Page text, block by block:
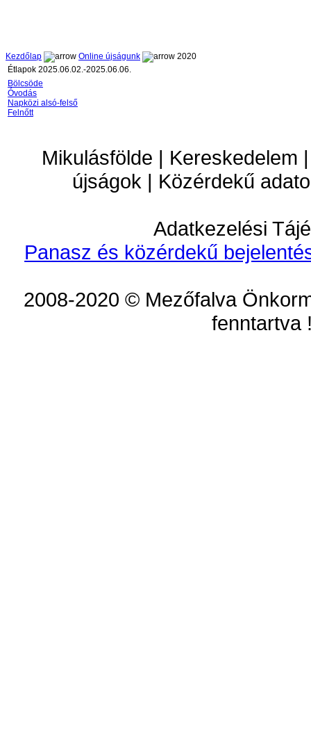
Kezdőlap Online újságunk
2020
Étlapok 2025.06.02.-2025.06.06.
Bölcsöde
Óvodás
Napközi alsó-felső
Felnőtt
Mikulásfölde | Kereskedelem
újságok | Közérdekű
Adatkezelési
Panasz és közérdekű
2008-2020 © Mezőfalva
fenntartva